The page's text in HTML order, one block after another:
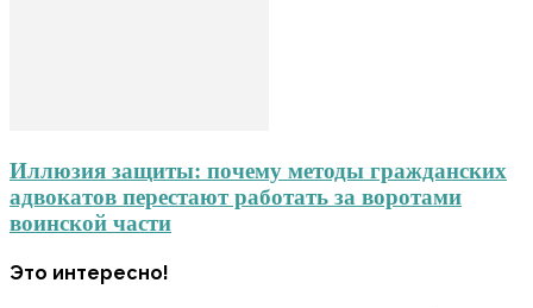
Иллюзия защиты: почему методы гражданских
адвокатов перестают работать за воротами
воинской части
Это интересно!